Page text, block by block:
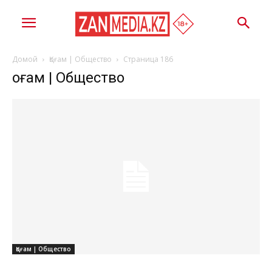
Домой Қоғам | Общество Страница 186
Қоғам | Общество
Қоғам | Общество